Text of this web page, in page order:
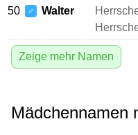
50 ♂ Walter
Zeige mehr Namen
Mädchennamen